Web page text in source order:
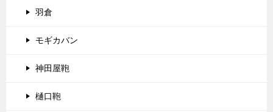
羽倉
モギカバン
神田屋鞄
樋口鞄